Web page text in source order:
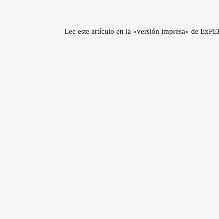
Lee este artículo en la «versión impresa» de